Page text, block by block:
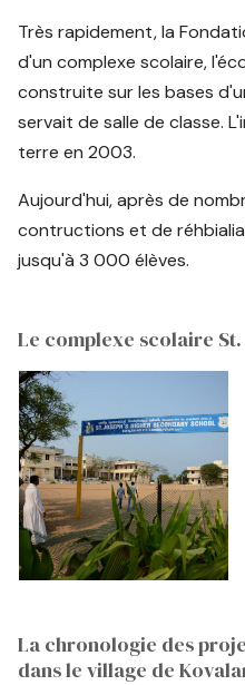
Très rapidement, la
d'un complexe scolaire,
construite sur les bases
servait de salle de classe.
terre en 2003.
Aujourd'hui, après de
contructions et de
jusqu'à 3 000 élèves.
Le complexe scolaire
La chronologie des
dans le village de